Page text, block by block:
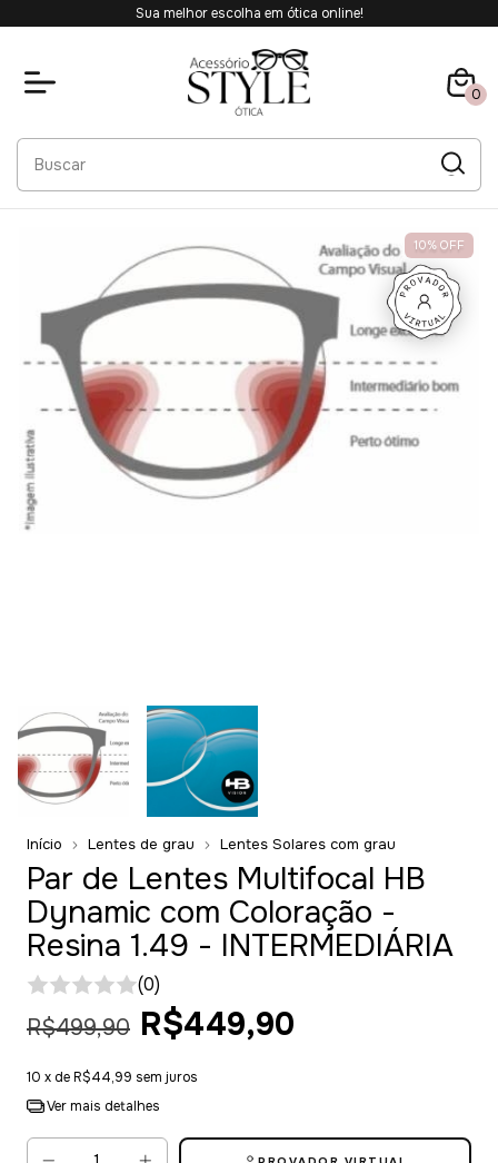
Sua melhor escolha em ótica online!
0
10% OFF
Início Lentes de grau Lentes Solares com grau
Par de Lentes Multifocal HB
Dynamic com Coloração -
Resina 1.49 - INTERMEDIÁRIA
(0)
R$499,90 R$449,90
10 x deR$44,99 sem juros
Ver mais detalhes